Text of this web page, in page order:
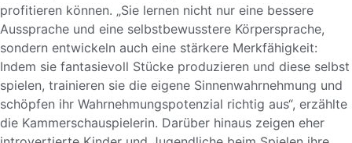
profitieren können. „Sie lernen nicht nur eine bessere
Aussprache und eine selbstbewusstere Körpersprache,
sondern entwickeln auch eine stärkere Merkfähigkeit:
Indem sie fantasievoll Stücke produzieren und diese selbst
spielen, trainieren sie die eigene Sinnenwahrnehmung und
schöpfen ihr Wahrnehmungspotenzial richtig aus“, erzählte
die Kammerschauspielerin. Darüber hinaus zeigen eher